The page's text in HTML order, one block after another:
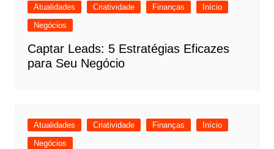
Atualidades Criatividade Finanças
Início
Negócios
Captar Leads: 5 Estratégias Eficazes
para Seu Negócio
Atualidades Criatividade Finanças
Início
Negócios